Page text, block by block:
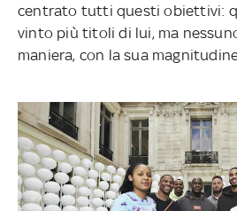
centrato tutti questi obiettivi:
vinto più titoli di lui, ma
maniera, con la sua